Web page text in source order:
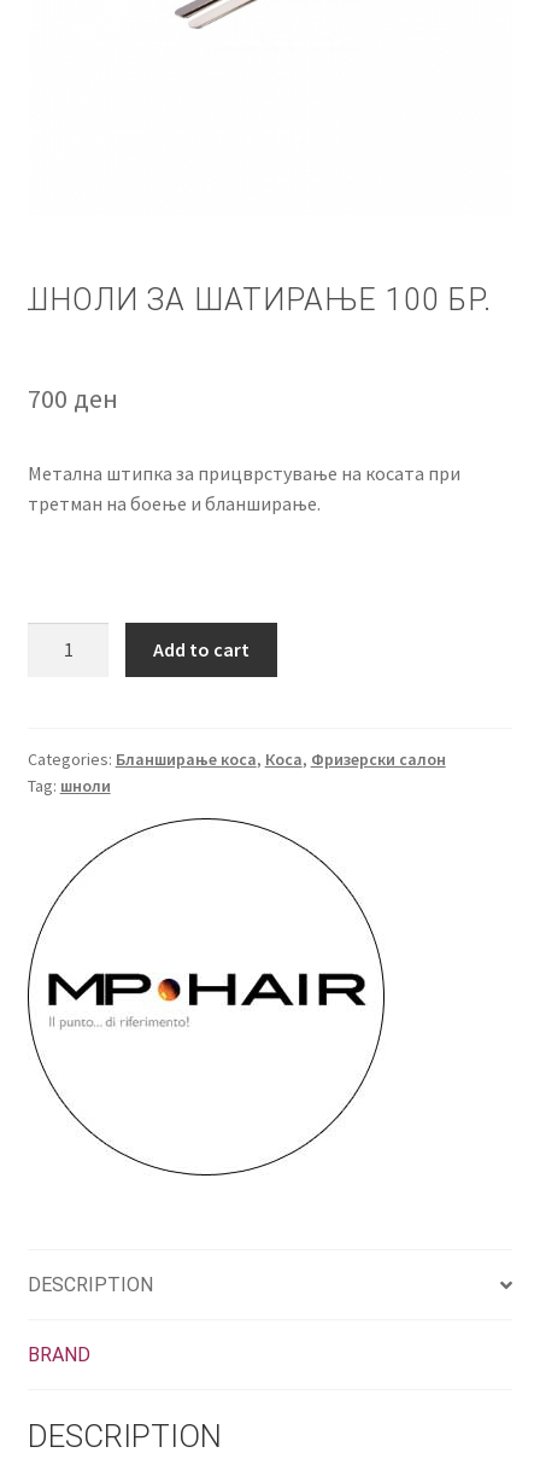
КОРИСНИ СОВЕТИ
КОНТАКТ
ШНОЛИ ЗА ШАТИРАЊЕ 100 БР.
700 ден
Метална штипка за прицврстување на косата при
третман на боење и бланширање.
бр.
quantity
Add to cart
Categories: Бланширање коса, Коса, Фризерски салон
Tag: шноли
DESCRIPTION
BRAND
DESCRIPTION